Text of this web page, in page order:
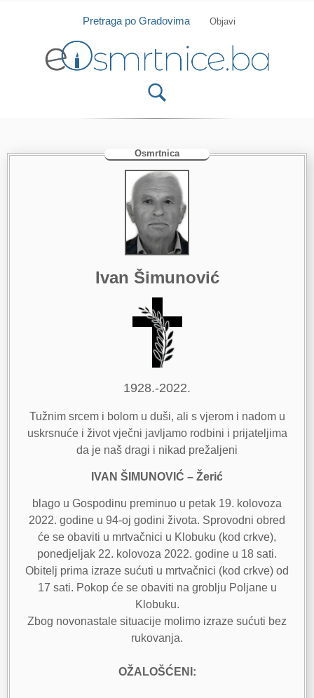
Isprobajte našu Android i IOS aplikaciju
Pretraga po Gradovima Objavi
Osmrtnica
Ivan Šimunović
1928.-2022.
Tužnim srcem i bolom u duši, ali s vjerom i nadom u
uskrsnuće i život vječni javljamo rodbini i prijateljima
da je naš dragi i nikad prežaljeni
IVAN ŠIMUNOVIĆ – Žerić
blago u Gospodinu preminuo u petak 19. kolovoza
2022. godine u 94-oj godini života. Sprovodni obred
će se obaviti u mrtvačnici u Klobuku (kod crkve),
ponedjeljak 22. kolovoza 2022. godine u 18 sati.
Obitelj prima izraze sućuti u mrtvačnici (kod crkve) od
17 sati. Pokop će se obaviti na groblju Poljane u
Klobuku.
Zbog novonastale situacije molimo izraze sućuti bez
rukovanja.
OŽALOŠĆENI: